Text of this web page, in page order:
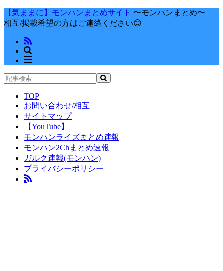
【気ままに】モンハンまとめサイト 〜モンハンまとめ〜
相互/掲載希望の方はご連絡ください😊
TOP
お問い合わせ/相互
サイトマップ
【YouTube】
モンハンライズまとめ速報
モンハン2Chまとめ速報
ガルク速報(モンハン)
プライバシーポリシー